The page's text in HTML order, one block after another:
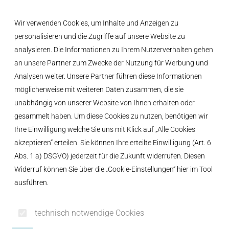
Informationen und Einstellungen zur Barrierefreiheit
MENÜ
BEISITZER DES VEREINS FREIE
WÄHLER-ÜP KEMPTEN E.V.
AXEL MAUCHER
Wir verwenden Cookies, um Inhalte und Anzeigen zu
personalisieren und die Zugriffe auf unsere Website zu
analysieren. Die Informationen zu Ihrem Nutzerverhalten gehen
an unsere Partner zum Zwecke der Nutzung für Werbung und
Analysen weiter. Unsere Partner führen diese Informationen
möglicherweise mit weiteren Daten zusammen, die sie
unabhängig von unserer Website von Ihnen erhalten oder
gesammelt haben. Um diese Cookies zu nutzen, benötigen wir
Ihre Einwilligung welche Sie uns mit Klick auf „Alle Cookies
akzeptieren“ erteilen. Sie können Ihre erteilte Einwilligung (Art. 6
Abs. 1 a) DSGVO) jederzeit für die Zukunft widerrufen. Diesen
Widerruf können Sie über die „Cookie-Einstellungen“ hier im Tool
ausführen.
technisch notwendige Cookies